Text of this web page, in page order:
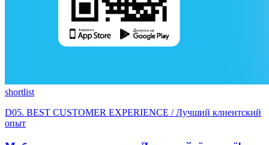
shortlist
D05. BEST CUSTOMER EXPERIENCE / Лучший клиентский
опыт